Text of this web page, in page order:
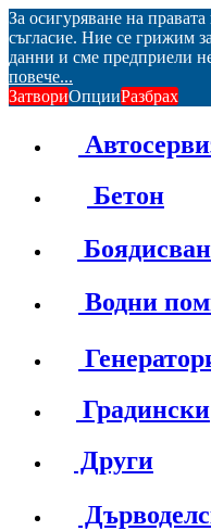
За осигуряване на
съгласие. Ние се грижим
данни и сме предприели
повече...
ЗатвориОпцииРазбрах
Бетон
Водни
Градински
Други